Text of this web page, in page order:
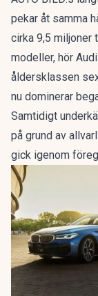
pekar åt samma
cirka 9,5 miljoner
modeller, hör
åldersklassen
nu dominerar
Samtidigt
på grund av
gick igenom